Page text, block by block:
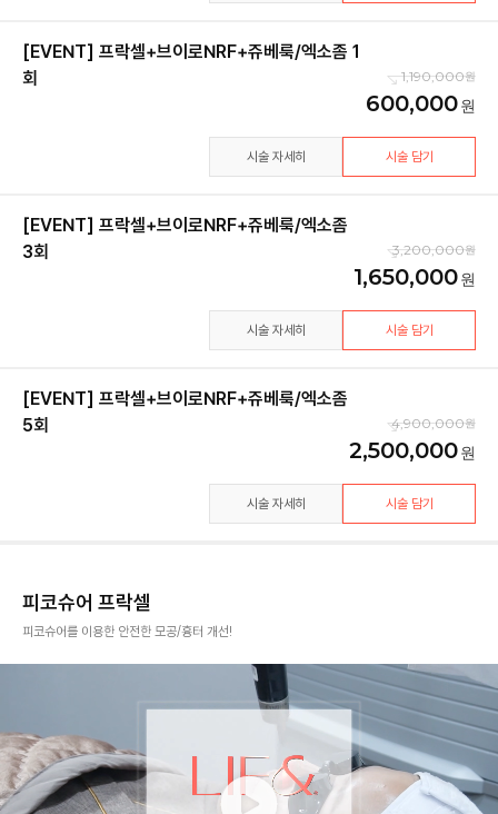
[EVENT] 프락셀+브이로NRF+쥬베룩/엑소좀 1
회
1,190,000
600,000
시술 자세히 시술 담기
[EVENT] 프락셀+브이로NRF+쥬베룩/엑소좀
3회
3,200,000
1,650,000
시술 자세히 시술 담기
[EVENT] 프락셀+브이로NRF+쥬베룩/엑소좀
5회
4,900,000
2,500,000
시술 자세히 시술 담기
피코슈어 프락셀
피코슈어를 이용한 안전한 모공/흉터 개선!